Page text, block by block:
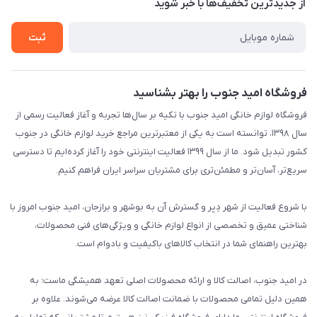
راهنما
تماس با ما
از جدید‌ترین تخفیف‌ها با‌ خبر شوید
ثبت
فروشگاه امید جنوب را بهتر بشناسید
فروشگاه لوازم خانگی امید جنوب با تکیه بر سال‌ها تجربه و آغاز فعالیت رسمی از
سال ۱۳۹۸، توانسته است به یکی از معتبرترین مراجع خرید لوازم خانگی در جنوب
کشور تبدیل شود. ما از سال ۱۳۹۹ فعالیت اینترنتی خود را آغاز کرده‌ایم تا دسترسی
سریع‌تر، آسان‌تر و مطمئن‌تری برای مشتریان سراسر ایران فراهم کنیم.
با شروع فعالیت از شهر دِیِر و گسترش آن به بوشهر و برازجان، امید جنوب امروز با
شناختی عمیق و تخصصی از انواع لوازم خانگی و ویژگی‌های فنی محصولات،
بهترین راهنمای شما در انتخاب کالاهای باکیفیت و بادوام است.
در امید جنوب، اصالت کالا و ارائه محصولات اصلی تعهد همیشگی ماست؛ به
همین دلیل تمامی محصولات با ضمانت اصالت کالا عرضه می‌شوند. علاوه بر